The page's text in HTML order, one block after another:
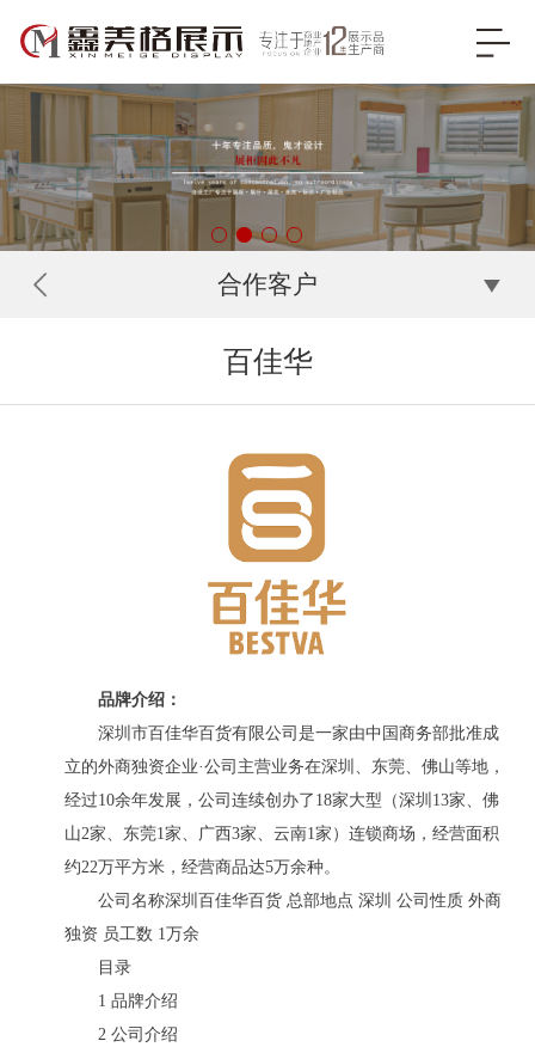
合作客户
百佳华
品牌介绍：
深圳市百佳华百货有限公司是一家由中国商务部批准成
立的外商独资企业·公司主营业务在深圳、东莞、佛山等地，
经过10余年发展，公司连续创办了18家大型（深圳13家、佛
山2家、东莞1家、广西3家、云南1家）连锁商场，经营面积
约22万平方米，经营商品达5万余种。
公司名称深圳百佳华百货 总部地点 深圳 公司性质 外商
独资 员工数 1万余
目录
1 品牌介绍
2 公司介绍